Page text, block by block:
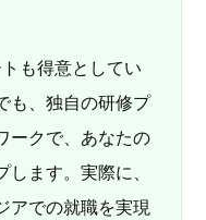
も得意としてい
も、独自の研修プ
ークで、あなたの
ます。実際に、
アでの就職を実現